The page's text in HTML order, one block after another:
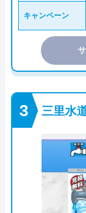
キャンペーン
三里水